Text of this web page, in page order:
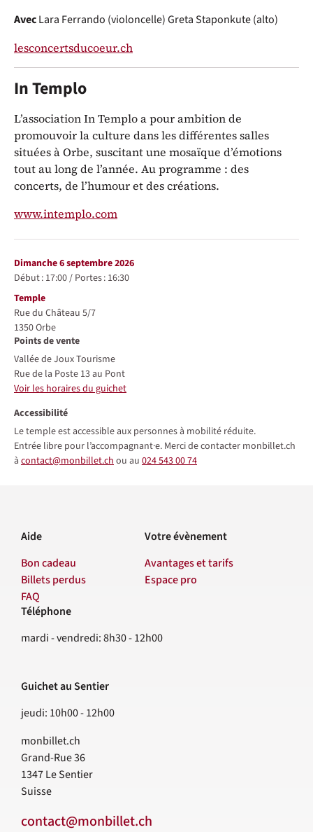
AvecLara Ferrando (violoncelle)Greta Staponkute (alto)
lesconcertsducoeur.ch
In Templo
L’association In Templo a pour ambition de
promouvoir la culture dans les différentes salles
situées à Orbe, suscitant une mosaïque d’émotions
tout au long de l’année. Au programme : des
concerts, de l’humour et des créations.
www.intemplo.com
dimanche 6 septembre 2026
Début : 17:00/ Portes : 16:30
Lieu
Temple
Rue du Château 5/7
1350Orbe
Points de vente
Vallée de Joux Tourisme
Rue de la Poste 13 au Pont
Voir les horaires du guichet
Accessibilité
Le temple est accessible aux personnes à mobilité réduite.
Entrée libre pour l’accompagnant·e. Merci de contacter monbillet.ch
à contact@monbillet.chou au 024 543 00 74
Aide
Bon cadeau
Billets perdus
FAQ
Votre évènement
Avantages et tarifs
Espace pro
Contact
Téléphone
mardi - vendredi: 8h30 - 12h00
Guichet au Sentier
jeudi: 10h00 - 12h00
monbillet.ch
Grand-Rue 36
1347Le Sentier
Suisse
contact@monbillet.ch